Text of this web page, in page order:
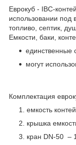
Еврокуб - IBC-
использовании под
топливо, септик,
Емкости, баки,
единственные
могут
Комплектация
емкость
крышка
кран DN-50 –